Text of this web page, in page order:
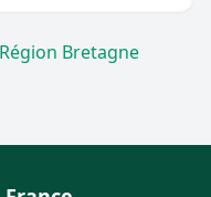
Région Bretagne